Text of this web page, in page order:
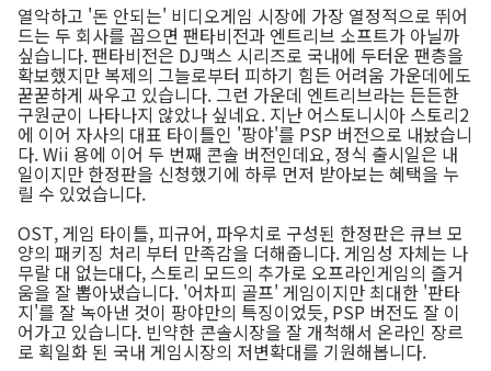
열악하고 '돈 안되는' 비디오게임 시장에 가장 열정적으로 뛰어
드는 두 회사를 꼽으면 팬타비전과 엔트리브 소프트가 아닐까
싶습니다. 팬타비전은 DJ맥스 시리즈로 국내에 두터운 팬층을
확보했지만 복제의 그늘로부터 피하기 힘든 어려움 가운데에도
꾿꾿하게 싸우고 있습니다. 그런 가운데 엔트리브라는 든든한
구원군이 나타나지 않았나 싶네요. 지난 어스토니시아 스토리2
에 이어 자사의 대표 타이틀인 '팡야'를 PSP 버전으로 내놨습니
다. Wii 용에 이어 두 번째 콘솔 버전인데요, 정식 출시일은 내
일이지만 한정판을 신청했기에 하루 먼저 받아보는 혜택을 누
릴 수 있었습니다.
OST, 게임 타이틀, 피규어, 파우치로 구성된 한정판은 큐브 모
양의 패키징 처리 부터 만족감을 더해줍니다. 게임성 자체는 나
무랄 대 없는대다, 스토리 모드의 추가로 오프라인게임의 즐거
움을 잘 뽑아냈습니다. '어차피 골프' 게임이지만 최대한 '판타
지'를 잘 녹아낸 것이 팡야만의 특징이었듯, PSP 버전도 잘 이
어가고 있습니다. 빈약한 콘솔시장을 잘 개척해서 온라인 장르
로 획일화 된 국내 게임시장의 저변확대를 기원해봅니다.